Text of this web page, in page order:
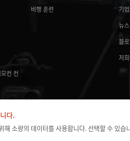
컨 컨
비행 훈련
기
뉴스
블
저
다.
소량의 데이터를 사용합니다. 선택할 수 있